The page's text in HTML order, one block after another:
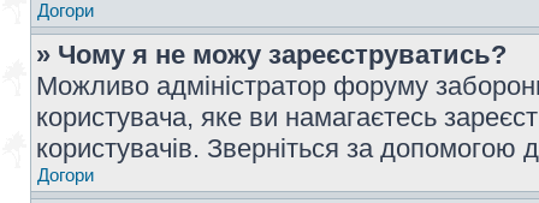
Догори
» Чому я не можу зареєструватись?
Можливо адміністратор форуму
користувача, яке ви намагаєтесь
користувачів. Зверніться за допомогою
Догори